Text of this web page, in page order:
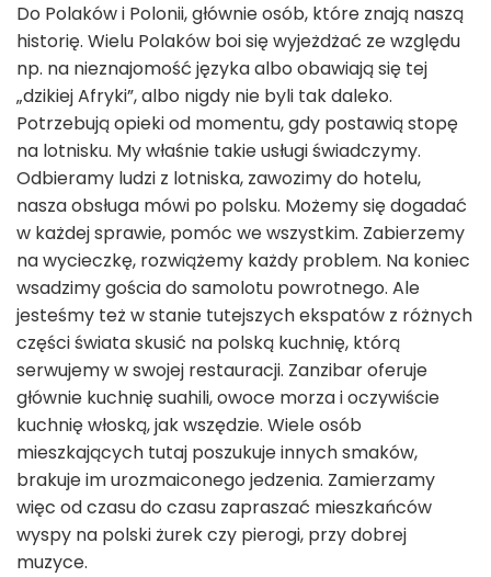
Do Polaków i Polonii, głównie osób, które znają naszą
historię. Wielu Polaków boi się wyjeżdżać ze względu
np. na nieznajomość języka albo obawiają się tej
„dzikiej Afryki”, albo nigdy nie byli tak daleko.
Potrzebują opieki od momentu, gdy postawią stopę
na lotnisku. My właśnie takie usługi świadczymy.
Odbieramy ludzi z lotniska, zawozimy do hotelu,
nasza obsługa mówi po polsku. Możemy się dogadać
w każdej sprawie, pomóc we wszystkim. Zabierzemy
na wycieczkę, rozwiążemy każdy problem. Na koniec
wsadzimy gościa do samolotu powrotnego. Ale
jesteśmy też w stanie tutejszych ekspatów z różnych
części świata skusić na polską kuchnię, którą
serwujemy w swojej restauracji. Zanzibar oferuje
głównie kuchnię suahili, owoce morza i oczywiście
kuchnię włoską, jak wszędzie. Wiele osób
mieszkających tutaj poszukuje innych smaków,
brakuje im urozmaiconego jedzenia. Zamierzamy
więc od czasu do czasu zapraszać mieszkańców
wyspy na polski żurek czy pierogi, przy dobrej
muzyce.